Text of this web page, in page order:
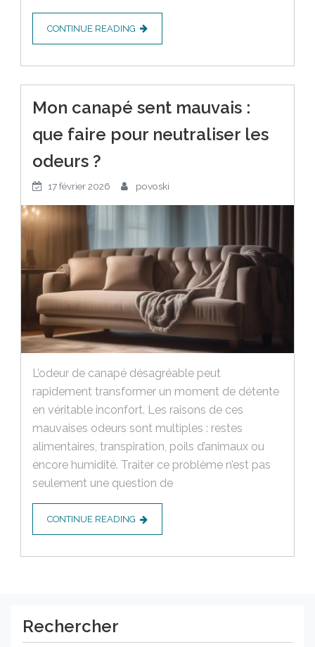
CONTINUE READING
Mon canapé sent mauvais :
que faire pour neutraliser les
odeurs ?
17 février 2026 povoski
L’odeur de canapé désagréable peut
rapidement transformer un moment de détente
en véritable inconfort. Les raisons de ces
mauvaises odeurs sont multiples : restes
alimentaires, transpiration, poils d’animaux ou
encore humidité. Traiter ce problème n’est pas
seulement une question de
CONTINUE READING
Rechercher